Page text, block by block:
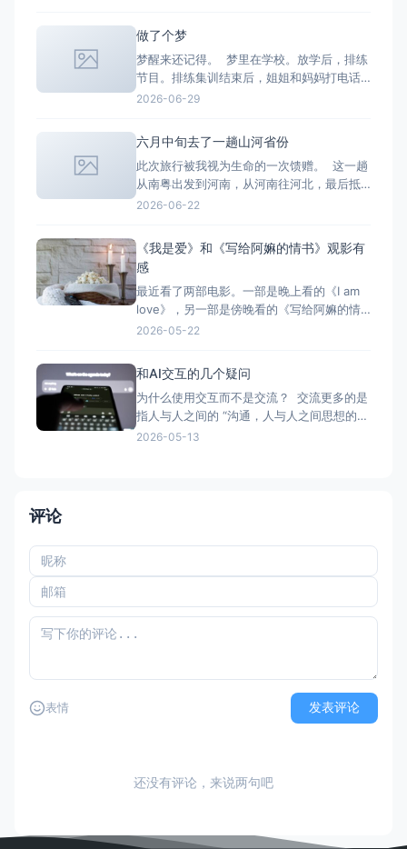
——》到面试——》到被拒——》重新再找
合适的岗位——》再投递的过程中循环。 在
这种循环里的体验
做了个梦
梦醒来还记得。 梦里在学校。放学后，排练
节目。排练集训结束后，姐姐和妈妈打电话
过来要接我。别的女生都说自己走着回家就
演出。上船后，发现同伴们都开始入住了。
我要和一对情侣一个房间，我不大愿意。但
是那个房间很漂亮，
2026-06-29
六月中旬去了一趟山河省份
此次旅行被我视为生命的一次馈赠。 这一趟
从南粤出发到河南，从河南往河北，最后抵
达山西。 这一路收获的体验颇多。同行一路
力。”
2026-06-22
《我是爱》和《写给阿嫲的情书》观影有
感
最近看了两部电影。一部是晚上看的《I am
love》，另一部是傍晚看的《写给阿嫲的情
书》（Dear you）。一部是西方中的“东方”
的爱（在特定的空间和夏天），一种是“悠久
且漫长岁月里”消磨和坚持的爱。一种是爱是
自我表
2026-05-22
和AI交互的几个疑问
为什么使用交互而不是交流？ 交流更多的是
指人与人之间的 “沟通，人与人之间思想的交
流。 对话，人与人之间进行的交谈的形式。
2026-05-13
评论
表情 发表评论
还没有评论，来说两句吧